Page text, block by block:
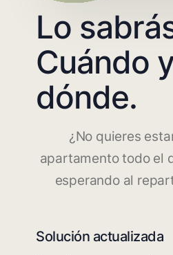
Lo
Cuándo
dónde.
¿No quieres
apartamento todo el
esperando al
Solución actualizada